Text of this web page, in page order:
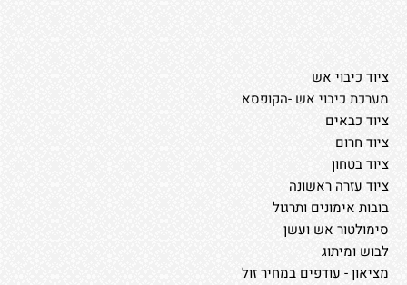
ציוד כיבוי אש
מערכת כיבוי אש -הקופסא
ציוד כבאים
ציוד חרום
ציוד בטחון
ציוד עזרה ראשונה
בובות אימונים ותרגול
סימולטור אש ועשן
לבוש ומיתוג
מציאון - עודפים במחיר זול